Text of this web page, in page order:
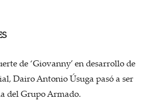
de ‘Giovanny’ en desarrollo de
Dairo Antonio Úsuga pasó a ser
del Grupo Armado.